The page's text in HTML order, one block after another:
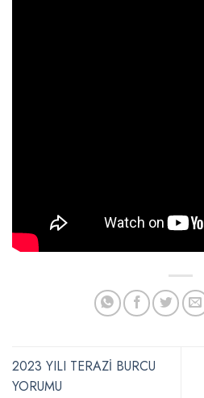
2023 YILI TERAZİ BURCU
YORUMU